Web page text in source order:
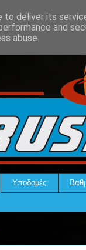
Υποδομές
deliver its
and
abuse.